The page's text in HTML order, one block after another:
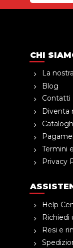
CHI
La
Blog
Contatti
Diventa
Termini
Privacy
Help
Richiedi
Resi e